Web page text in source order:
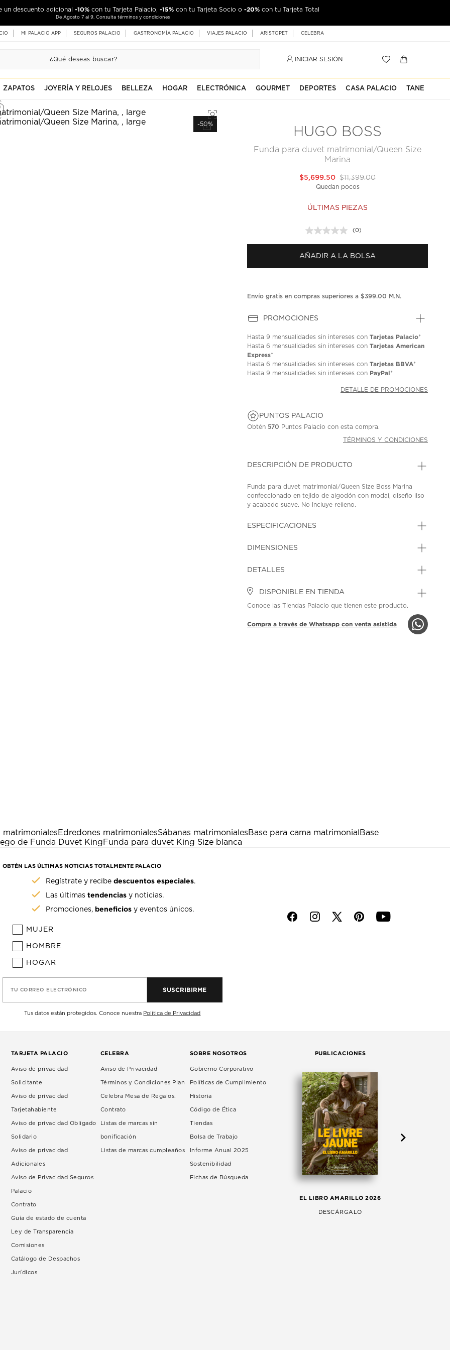
un descuento adicional -10% con tu Tarjeta Palacio, -15% con tu Tarjeta Socio o -20% con tu Tarjeta Total
De Agosto 7 al 9. Consulta términos y condiciones
MI PALACIO APP SEGUROS PALACIO GASTRONOMÍA PALACIO VIAJES PALACIO ARISTOPET CELEBRA
INICIAR SESIÓN
ZAPATOS JOYERÍA Y RELOJES BELLEZA HOGAR ELECTRÓNICA GOURMET DEPORTES CASA PALACIO TANE
-50%
HUGO BOSS
Funda para duvet matrimonial/Queen Size
Marina
$11,399.00
$5,699.50
Quedan pocos
ÚLTIMAS PIEZAS
Sin
puntuación.
en
la
(0)
AÑADIR A LA BOLSA
Envío gratis en compras superiores a $399.00 M.N.
PROMOCIONES
Hasta9 mensualidades sin intereses conTarjetas Palacio*
Hasta6 mensualidades sin intereses conTarjetas American
Express*
Hasta6 mensualidades sin intereses conTarjetas BBVA*
Hasta9 mensualidades sin intereses con PayPal*
DETALLE DE PROMOCIONES
PUNTOS PALACIO
Obtén570 Puntos Palacio con esta compra.
TÉRMINOS Y CONDICIONES
DESCRIPCIÓN DE PRODUCTO
Funda para duvet matrimonial/Queen Size Boss Marina
confeccionado en tejido de algodón con modal, diseño liso
y acabado suave. No incluye relleno.
ESPECIFICACIONES
DIMENSIONES
DETALLES
DISPONIBLE EN TIENDA
Conoce las Tiendas Palacio que tienen este producto.
Compra a través de Whatsapp con venta asistida
matrimonialesEdredones matrimonialesSábanas matrimonialesBase para cama matrimonial Base
de Funda Duvet KingFunda para duvet King Size blanca
OBTÉN LAS ÚLTIMAS NOTICIAS TOTALMENTE PALACIO
Regístrate y recibedescuentos especiales.
Las últimastendencias y noticias.
Promociones, beneficios y eventos únicos.
MUJER
HOMBRE
HOGAR
TU CORREO ELECTRÓNICO SUSCRIBIRME
Tus datos están protegidos. Conoce nuestra Política de Privacidad
f i p y
TARJETA PALACIO
Aviso de privacidad
Solicitante
Aviso de privacidad
Tarjetahabiente
Aviso de privacidad Obligado
Solidario
Aviso de privacidad
Adicionales
Aviso de Privacidad Seguros
Palacio
Contrato
Guía de estado de cuenta
Ley de Transparencia
Comisiones
Catálogo de Despachos
Jurídicos
CELEBRA
Aviso de Privacidad
Términos y Condiciones Plan
Celebra Mesa de Regalos.
Contrato
Listas de marcas sin
bonificación
Listas de marcas cumpleaños
SOBRE NOSOTROS
Gobierno Corporativo
Políticas de Cumplimiento
Historia
Código de Ética
Tiendas
Bolsa de Trabajo
Informe Anual 2025
Sostenibilidad
Fichas de Búsqueda
PUBLICACIONES
EL LIBRO AMARILLO 2026
DESCÁRGALO